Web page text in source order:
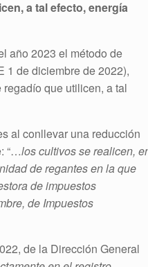
a tal efecto, energía
año 2023 el método de
1 de diciembre de 2022),
que utilicen, a tal
al conllevar una reducción
“…los cultivos se realicen,
de regantes en la que
de impuestos
de Impuestos
de la Dirección General